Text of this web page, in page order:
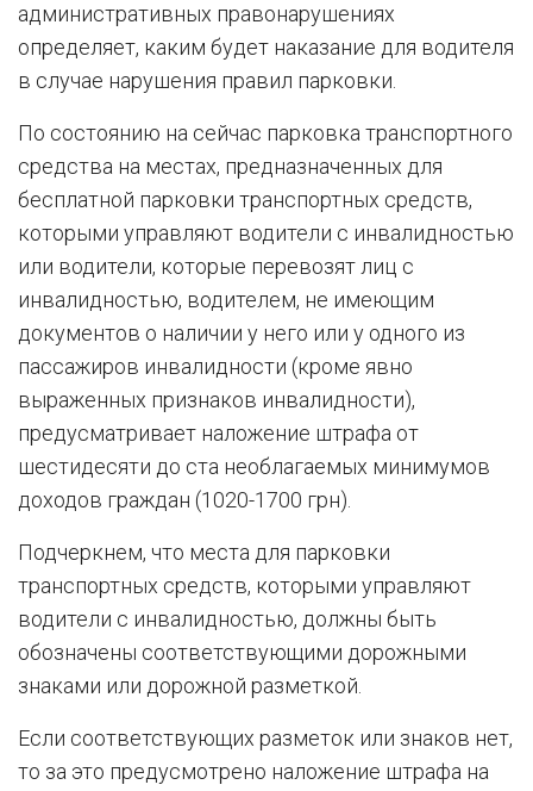
административных правонарушениях
определяет, каким будет наказание для водителя
в случае нарушения правил парковки.
По состоянию на сейчас парковка транспортного
средства на местах, предназначенных для
бесплатной парковки транспортных средств,
которыми управляют водители с инвалидностью
или водители, которые перевозят лиц с
инвалидностью, водителем, не имеющим
документов о наличии у него или у одного из
пассажиров инвалидности (кроме явно
выраженных признаков инвалидности),
предусматривает наложение штрафа от
шестидесяти до ста необлагаемых минимумов
доходов граждан (1020-1700 грн).
Подчеркнем, что места для парковки
транспортных средств, которыми управляют
водители с инвалидностью, должны быть
обозначены соответствующими дорожными
знаками или дорожной разметкой.
Если соответствующих разметок или знаков нет,
то за это предусмотрено наложение штрафа на